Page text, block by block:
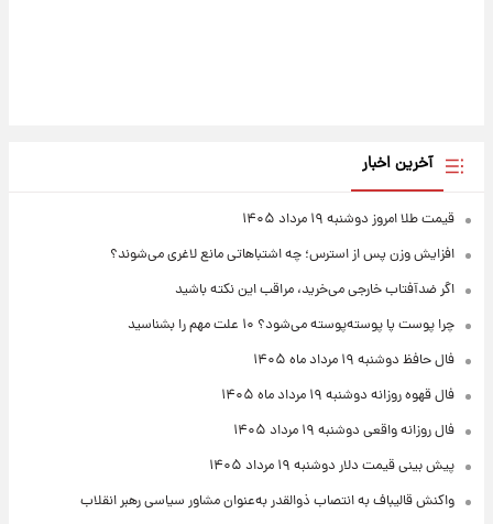
آخرین اخبار
قیمت طلا امروز دوشنبه ۱۹ مرداد ۱۴۰۵
افزایش وزن پس از استرس؛ چه اشتباهاتی مانع لاغری می‌شوند؟
اگر ضدآفتاب خارجی می‌خرید، مراقب این نکته باشید
چرا پوست پا پوسته‌پوسته می‌شود؟ ۱۰ علت مهم را بشناسید
فال حافظ دوشنبه ۱۹ مرداد ماه ۱۴۰۵
فال قهوه روزانه دوشنبه ۱۹ مرداد ماه ۱۴۰۵
فال روزانه واقعی دوشنبه ۱۹ مرداد ۱۴۰۵
پیش‌ بینی قیمت دلار دوشنبه ۱۹ مرداد ۱۴۰۵
واکنش قالیباف به انتصاب ذوالقدر به‌عنوان مشاور سیاسی رهبر انقلاب